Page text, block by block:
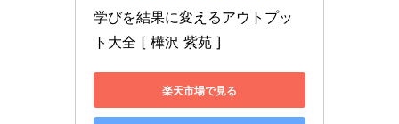
学びを結果に変えるアウトプッ
ト大全 [ 樺沢 紫苑 ]
楽天市場で見る